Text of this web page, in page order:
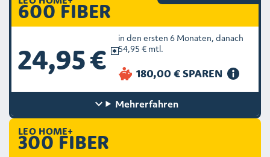
LEO HOME+
300 FIBER
600 FIBER
24,95 €
in den ersten 6 Monaten, danach
54,95 € mtl.
Mehrerfahren